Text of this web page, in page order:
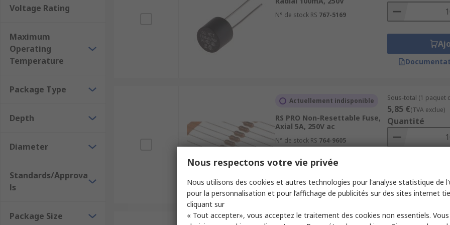
Voltage Rating
Maximum
Operating
Temperature
Package Type
Depth
Diameter
Standards/Approva
ls
Package Size
N° de stock RS 767-5169
Actuellement indisponible
RS PRO Non-Resettable Fuse,
Axial 5A, 250V ac
N° de stock RS 764-9605
Sous-total (1 paquet
5,85 €(TVA exclue)
Quantité
Sous-total (1 paquet
Nous respectons votre vie privée
Nous utilisons des cookies et autres technologies pour l'analyse statistique de
pour la personnalisation et pour l’affichage de publicités sur des sites internet
cliquant sur
« Tout accepter», vous acceptez le traitement des cookies non essentiels.